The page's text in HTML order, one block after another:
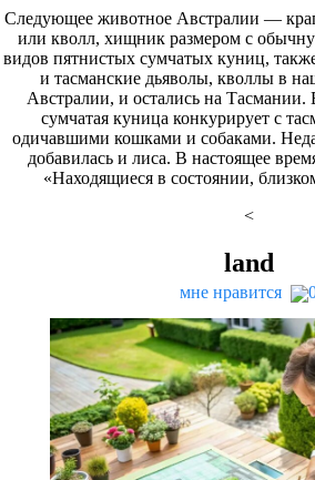
Следующее животное Австралии —
или кволл, хищник размером с
видов пятнистых сумчатых куниц,
и тасманские дьяволы, кволлы в
Австралии, и остались на Тасмании.
сумчатая куница конкурирует с
одичавшими кошками и собаками.
добавилась и лиса. В настоящее
«Находящиеся в состоянии,
<
land
мне нравится